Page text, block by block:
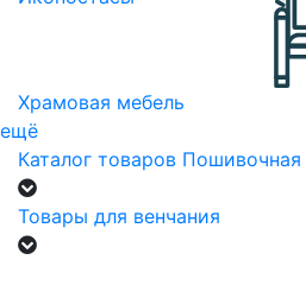
Храмовая мебель
ещё
Каталог товаров Пошивочная
Товары для венчания